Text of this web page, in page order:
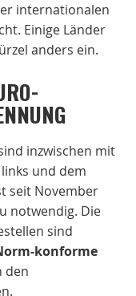
internationalen
Einige Länder
anders ein.
inzwischen mit
und dem
seit November
notwendig. Die
sind
konforme
den